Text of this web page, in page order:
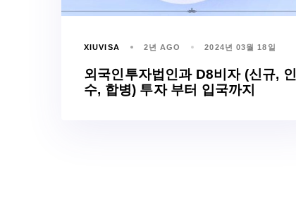
XIUVISA 2년 AGO 2024년 03월 18일
외국인투자법인과 D8비자 (신규, 인
수, 합병) 투자 부터 입국까지